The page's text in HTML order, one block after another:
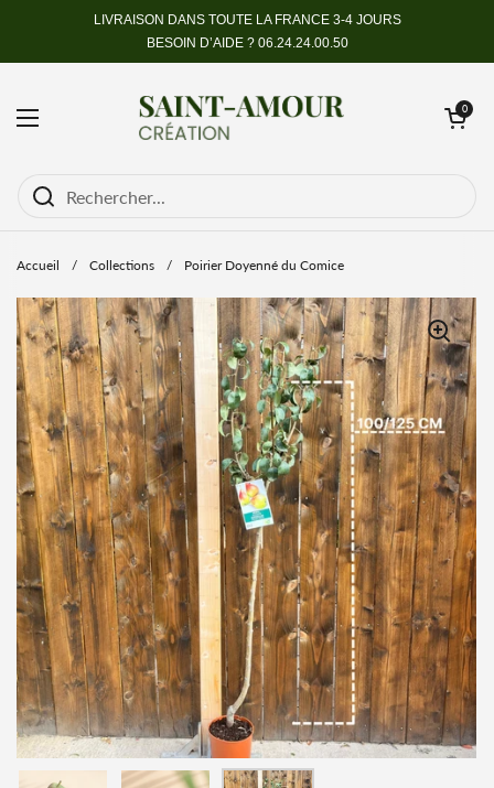
Passer au contenuLIVRAISON DANS TOUTE LA FRANCE 3-4 JOURS
BESOIN D’AIDE ? 06.24.24.00.50
Ouvrir le menu
Ouvrir le
0
Accueil / Collections / Poirier Doyenné du Comice
Afficher la diapositive 1Afficher la diapositive 2Afficher la diapositive 3